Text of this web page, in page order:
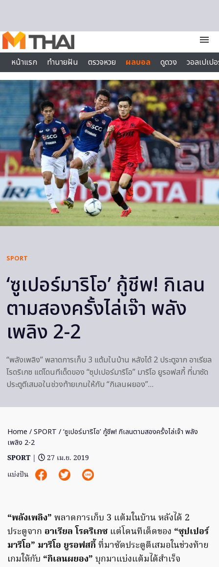
menu
หน้าแรก
ทำนายฝัน ตรวจหวย ผลบอล ดูดวง
วอลเปเป
ไลฟ์สไตล์
SPORT
‘ซูเปอร์มาริโอ’ กู้ชีพ! กิเลน
ตามสองครั้งไล่เจ๊า พลัง
เพลิง 2-2
“พลังเพลิง” พลาดการเก็บ 3 แต้มในบ้าน หลังได้ 2 ประตูจาก อาเรียล
โรดริเกซ แต่โดนทีเด็ดของ “ซุปเปอร์มาริโอ” มาริโอ ยูรอฟสกี้ ที่มาซัด
ประตูตีเสมอในช่วงท้ายเกมให้กับ “กิเลนผยอง”…
Home /SPORT / ‘ซูเปอร์มาริโอ’ กู้ชีพ! กิเลนตามสองครั้งไล่เจ๊า พลัง
เพลิง 2-2
SPORT |
27 เม.ย. 2019
แบ่งปัน
“พลังเพลิง” พลาดการเก็บ 3 แต้มในบ้าน หลังได้ 2
ประตูจาก อาเรียล โรดริเกซ แต่โดนทีเด็ดของ “ซุปเปอร์
มาริโอ” มาริโอ ยูรอฟสกี้ ที่มาซัดประตูตีเสมอในช่วงท้าย
เกมให้กับ “กิเลนผยอง” บุกมาแบ่งแต้มได้สำเร็จ